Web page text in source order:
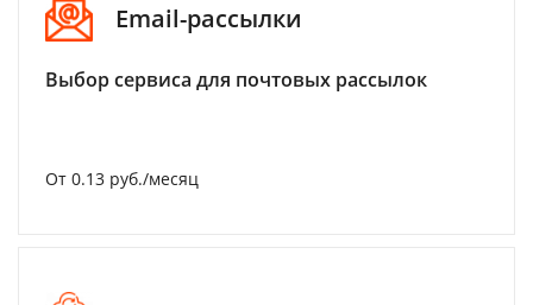
Email-рассылки
Выбор сервиса для почтовых рассылок
От 0.13 руб./месяц